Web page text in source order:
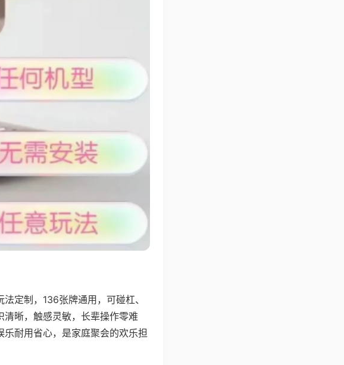
定制，136张牌通用，可碰杠、
晰，触感灵敏，长辈操作零难
耐用省心，是家庭聚会的欢乐担